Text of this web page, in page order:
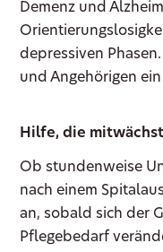
Demenz und
depressiven
und Angehörigen
Hilfe, die mitwächst
Ob stundenweise
nach einem
an, sobald sich der
Pflegebedarf